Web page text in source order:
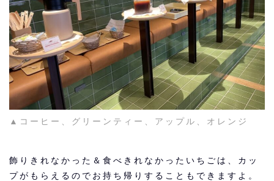
▲コーヒー、グリーンティー、アップル、オレンジ
飾りきれなかった＆食べきれなかったいちごは、カッ
プがもらえるのでお持ち帰りすることもできますよ。